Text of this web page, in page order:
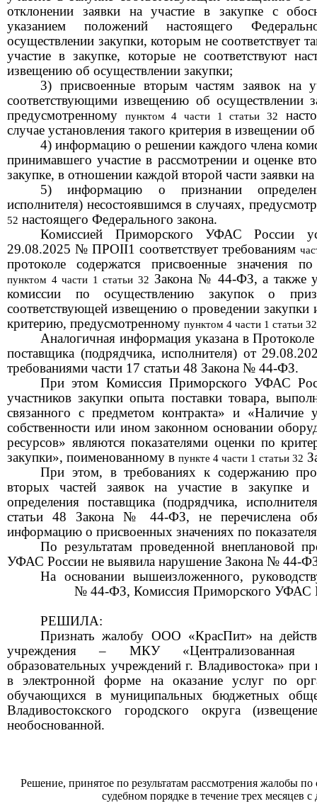
отклонении заявки на участие в закупке с
указанием положений настоящего
осуществлении закупки, которым не соответствует
участие в закупке, которые не соответствуют
извещению об осуществлении закупки;
3) присвоенные вторым частям заявок на
соответствующими извещению об осуществлении
предусмотренному
пунктом 4 части 1 статьи 32
случае установления такого критерия в извещении
4) информацию о решении каждого члена
принимавшего участие в рассмотрении и оценке
закупке, в отношении каждой второй части заявки на
5) информацию о признании
исполнителя) несостоявшимся в случаях,
52 настоящего Федерального закона.
Комиссией Приморского УФАС России
29.08.2025 № ПРОII1соответствует требованиям
протоколе содержатся присвоенные значения
пунктом 4 части 1 статьи 32 Закона № 44-ФЗ, а также
комиссии по осуществлению закупок о
соответствующей извещению о проведении закупки
критерию, предусмотренному пунктом 4 части 1 статьи 32
Аналогичная информация указана в
поставщика (подрядчика, исполнителя) от
требованиями части 17 статьи 48 Закона № 44-ФЗ.
При этом Комиссия Приморского УФАС
участников закупки опыта поставки товара,
связанного с предметом контракта» и «Наличие
собственности или ином законном основании
ресурсов» являются показателями оценки по
закупки», поименованному в пункте 4 части 1 статьи 32
При этом, в требованиях к содержанию
вторых частей заявок на участие в закупке и
определения поставщика (подрядчика,
статьи 48 Закона № 44-ФЗ, не перечислена
информацию о присвоенных значениях по
По результатам проведенной внеплановой
УФАС России не выявила нарушение Закона № 44-
На основании вышеизложенного,
№ 44-ФЗ, Комиссия Приморского УФАС
РЕШИЛА:
Признать жалобу ООО «КрасПит»на
учреждения– МКУ «Централизованная
образовательных учреждений г. Владивостока»при
в электронной форме на оказание услуг по
обучающихся в муниципальных бюджетных
Владивостокского городского округа
необоснованной.
Решение, принятое по результатам рассмотрения жалобы
судебном порядке в течение трех месяцев